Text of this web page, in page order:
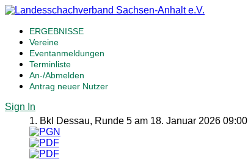
ERGEBNISSE
Vereine
Eventanmeldungen
Terminliste
An-/Abmelden
Antrag neuer Nutzer
Sign In
1. Bkl Dessau, Runde 5 am 18. Januar 2026 09:00